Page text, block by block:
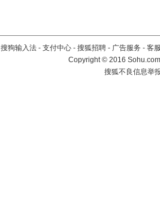
搜狗输入法 - 支付中心 - 搜狐招聘 - 广告服务 - 客
Copyright©2016
搜狐不良信息举